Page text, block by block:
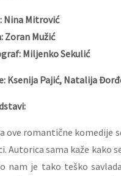
Nina Mitrović
Zoran Mužić
Miljenko Sekulić
Ksenija Pajić, Natalija
ove romantične komedije
Autorica sama kaže kako
nam je tako teško